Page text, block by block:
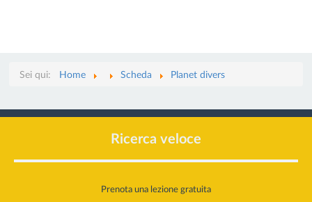
Sei qui: Home Scheda Planet divers
Ricerca veloce
Prenota una lezione gratuita